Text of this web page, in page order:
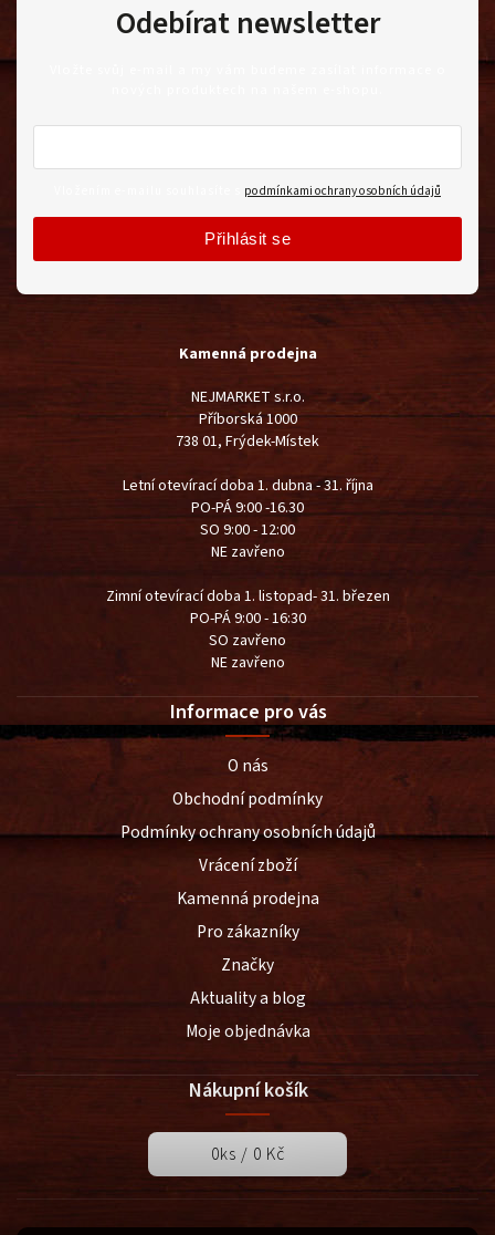
Kamenná prodejna
NEJMARKET s.r.o.
Příborská 1000
738 01, Frýdek-Místek
Letní otevírací doba 1. dubna - 31. října
PO-PÁ 9:00 -16.30
SO 9:00 - 12:00
NE zavřeno
Zimní otevírací doba 1. listopad- 31. březen
PO-PÁ 9:00 - 16:30
SO zavřeno
NE zavřeno
Informace pro vás
O nás
Obchodní podmínky
Podmínky ochrany osobních údajů
Vrácení zboží
Kamenná prodejna
Pro zákazníky
Značky
Aktuality a blog
Moje objednávka
Nákupní košík
0ks / 0 Kč
Odebírat newsletter
podmínkami ochrany osobních údajů
Přihlásit se